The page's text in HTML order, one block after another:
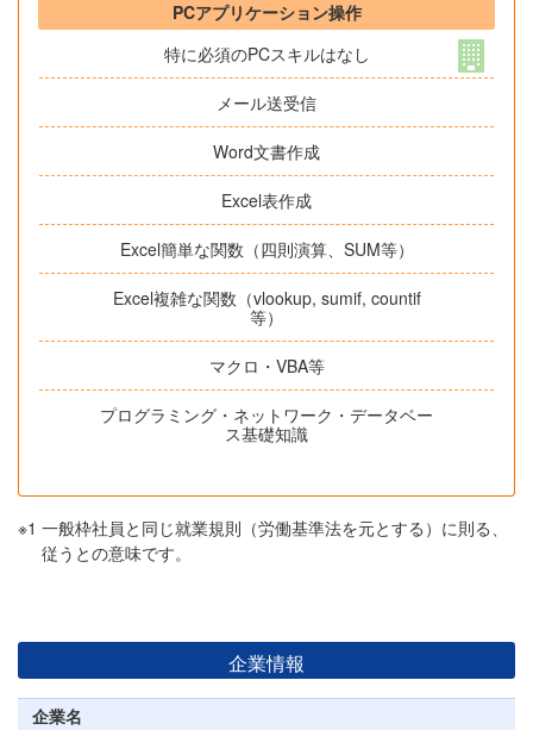
PCアプリケーション操作
特に必須のPCスキルはなし
メール送受信
Word文書作成
Excel表作成
Excel簡単な関数（四則演算、SUM等）
Excel複雑な関数（vlookup, sumif, countif
等）
マクロ・VBA等
プログラミング・ネットワーク・データベー
ス基礎知識
※1 一般枠社員と同じ就業規則（労働基準法を元とする）に則る、
従うとの意味です。
企業情報
企業名